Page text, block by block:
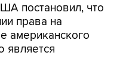
постановил, что
права на
американского
является